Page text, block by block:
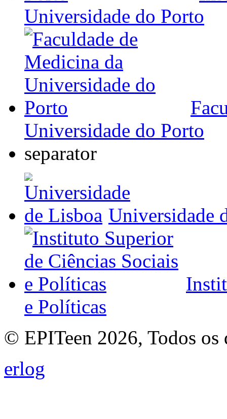
Universidade do Porto
Universidade do Porto
separator
Universidade
e Políticas
© EPITeen 2026, Todos os
erlog